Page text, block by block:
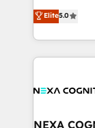
HubSpot
to HubSpot
New
potential
implementation. And we deliver best
the whole
all
the world. Our human approach to digital
Elite5.0
NEXA